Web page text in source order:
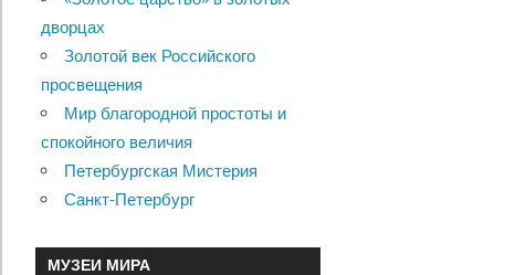
дворцах
Золотой век Российского
просвещения
Мир благородной простоты и
спокойного величия
Петербургская Мистерия
Санкт-Петербург
МУЗЕИ МИРА